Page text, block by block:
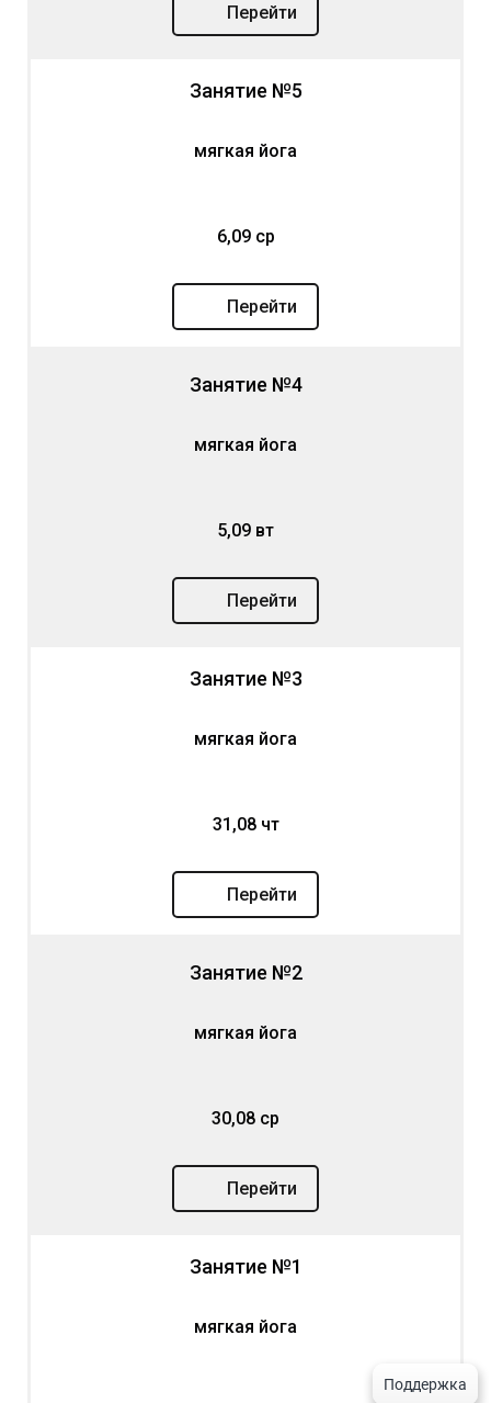
Перейти
Занятие №5
мягкая йога
6,09 ср
Перейти
Занятие №4
мягкая йога
5,09 вт
Перейти
Занятие №3
мягкая йога
31,08 чт
Перейти
Занятие №2
мягкая йога
30,08 ср
Перейти
Занятие №1
мягкая йога